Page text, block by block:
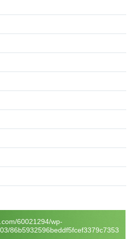
60021294/wp-
86b5932596beddf5fcef3379c7353